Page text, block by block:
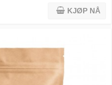
KJØP NÅ